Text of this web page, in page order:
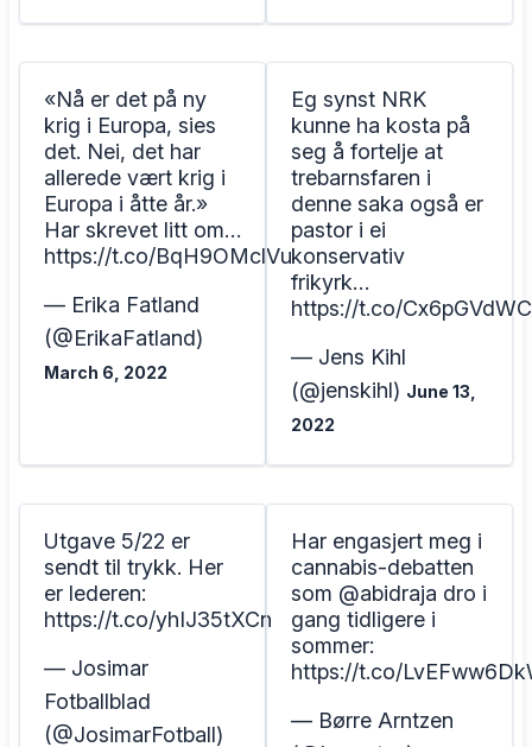
«Nå er det på ny
krig i Europa, sies
det. Nei, det har
allerede vært krig i
Europa i åtte år.»
Har skrevet litt om…
https://t.co/BqH9OMclVu
— Erika Fatland
(@ErikaFatland)
March 6, 2022
Eg synst NRK
kunne ha kosta på
seg å fortelje at
trebarnsfaren i
denne saka også er
pastor i ei
konservativ
frikyrk…
https://t.co/
— Jens Kihl
(@jenskihl) June 13,
2022
Utgave 5/22 er
sendt til trykk. Her
er lederen:
https://t.co/yhIJ35tXCn
— Josimar
Fotballblad
(@JosimarFotball)
Har engasjert meg i
cannabis-debatten
som @abidraja dro i
gang tidligere i
sommer:
https://t.co/
— Børre Arntzen